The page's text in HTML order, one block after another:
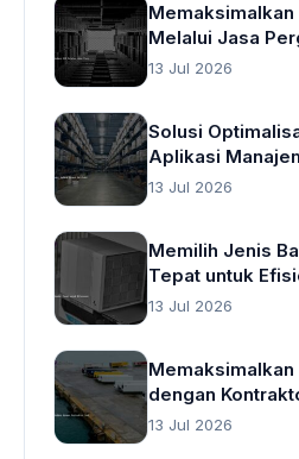
Melalui Jasa
Cerdas
13 Jul 2026
Solusi
Aplikasi
13 Jul 2026
Memilih Jenis
Tepat untuk
Gudang
13 Jul 2026
dengan
13 Jul 2026